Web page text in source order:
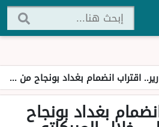
اقتراب انضمام بغداد بونجاح من النادي الأهلي خلال الميركاتو الشتوي
بغداد بونجاح